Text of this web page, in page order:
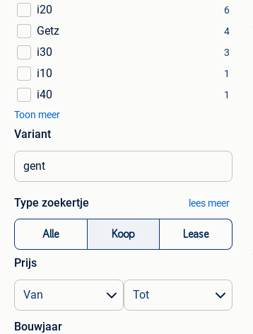
i20 6
Getz 4
i30 3
i10 1
i40
1
Toon meer
Variant
Type zoekertje lees meer
Alle Koop Lease
Prijs
Bouwjaar